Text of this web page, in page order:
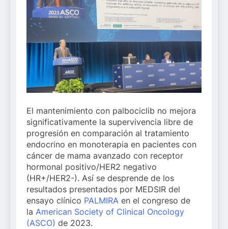
El mantenimiento con palbociclib no mejora
significativamente la supervivencia libre de
progresión en comparación al tratamiento
endocrino en monoterapia en pacientes con
cáncer de mama avanzado con receptor
hormonal positivo/HER2 negativo
(HR+/HER2-). Así se desprende de los
resultados presentados por MEDSIR del
ensayo clínico PALMIRA en el congreso de
la American Society of Clinical Oncology
(ASCO) de 2023.